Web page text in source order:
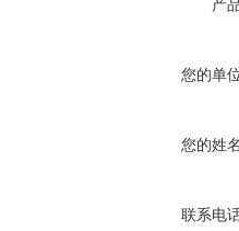
产
您的单
您的姓
联系电